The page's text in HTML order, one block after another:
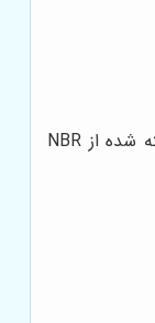
نوع ماده الاستومری مورد استفاده در تولید عایق، بر قیمت آن تأثیرگذار است. به طور کلی، عایق‌های ساخته شده از EPDM، گران‌تر از عایق‌های ساخته شده از NBR